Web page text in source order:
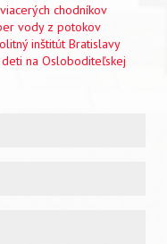
chodníkov
vody z potokov
inštitút Bratislavy
na Osloboditeľskej